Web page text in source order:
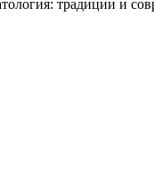
традиции и